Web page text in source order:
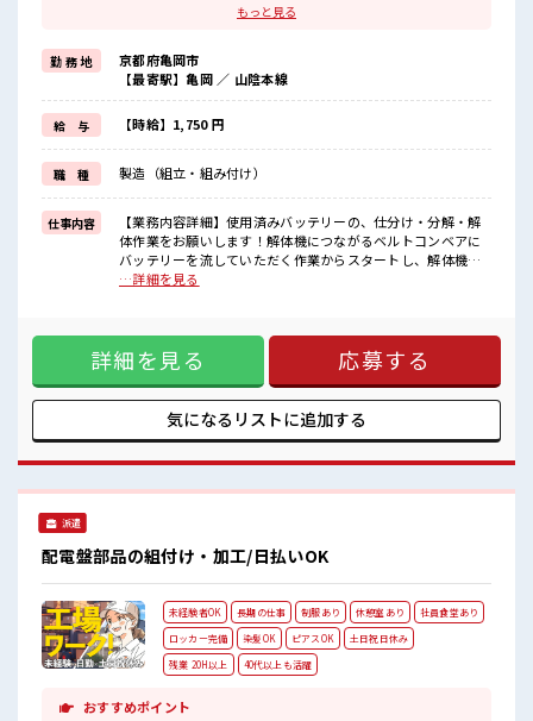
新しいことにチャレンジするのは不安だけど、
しっかり働く環境が整っています！
イチからスキルUP・ステップUP目指していきましょう！
≪様々なお仕事をご提案≫
一人で悩まず気軽に相談できる、
派遣のお仕事です！
■職場の雰囲気
休憩室で自分タイム！
のんびりスマホチェック♪
ロッカーあり！
安心してお仕事に集中♪
残業は基本なし！
もっと見る
勤 務 地
京都府亀岡市
【最寄駅】亀岡 ／ 山陰本線
給 与 【時給】1,750 円
職 種 製造（組立・組み付け）
仕事内容
【業務内容詳細】使用済みバッテリーの、仕分け・分解・解
体作業をお願いします！解体機につながるベルトコンベアに
バッテリーを流していただく作業からスタートし、解体機に
て解体～乾燥までを管理いただきます。その他付随業務(清
の時間をしっかり確保できる、 残業基本ナシのお仕事♪ ≪未
経験OKの仕事≫ 新しいことにチャレンジするのは不安だけ
ど、 しっかり働く環境が整っています！ イチからスキルUP・
ステップUP目指していきましょう！ ≪様々なお仕事をご提案
≫ 一人で悩まず気軽に相談できる、 派遣のお仕事です！ ■職
場の雰囲気 休憩室で自分タイム！ のんびりスマホチェック♪
ライベートを大切にしたい人にはピッタリ★
…詳細を見る
詳細を見る 応募する
気になるリストに追加する
派遣
配電盤部品の組付け・加工/日払いOK
未経験者OK 長期の仕事 制服あり 休憩室あり
社員食堂あり
ロッカー完備
染髪OK ピアスOK
土日祝日休み
残業 20H以上
40代以上も活躍
おすすめポイント